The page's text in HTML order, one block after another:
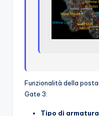
Funzionalità della
Gate 3:
Tipo di